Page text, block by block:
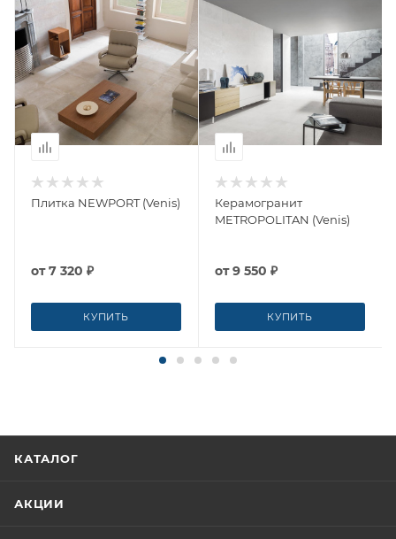
Плитка NEWPORT (Venis)
от7 320 ₽
КУПИТЬ
Керамогранит
METROPOLITAN (Venis)
от9 550 ₽
КУПИТЬ
КАТАЛОГ
АКЦИИ